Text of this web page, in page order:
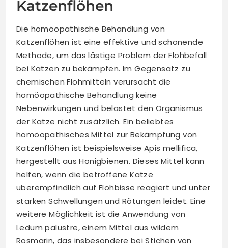
Katzenflöhen
Die homöopathische Behandlung von
Katzenflöhen ist eine effektive und schonende
Methode, um das lästige Problem der Flohbefall
bei Katzen zu bekämpfen. Im Gegensatz zu
chemischen Flohmitteln verursacht die
homöopathische Behandlung keine
Nebenwirkungen und belastet den Organismus
der Katze nicht zusätzlich. Ein beliebtes
homöopathisches Mittel zur Bekämpfung von
Katzenflöhen ist beispielsweise Apis mellifica,
hergestellt aus Honigbienen. Dieses Mittel kann
helfen, wenn die betroffene Katze
überempfindlich auf Flohbisse reagiert und unter
starken Schwellungen und Rötungen leidet. Eine
weitere Möglichkeit ist die Anwendung von
Ledum palustre, einem Mittel aus wildem
Rosmarin, das insbesondere bei Stichen von